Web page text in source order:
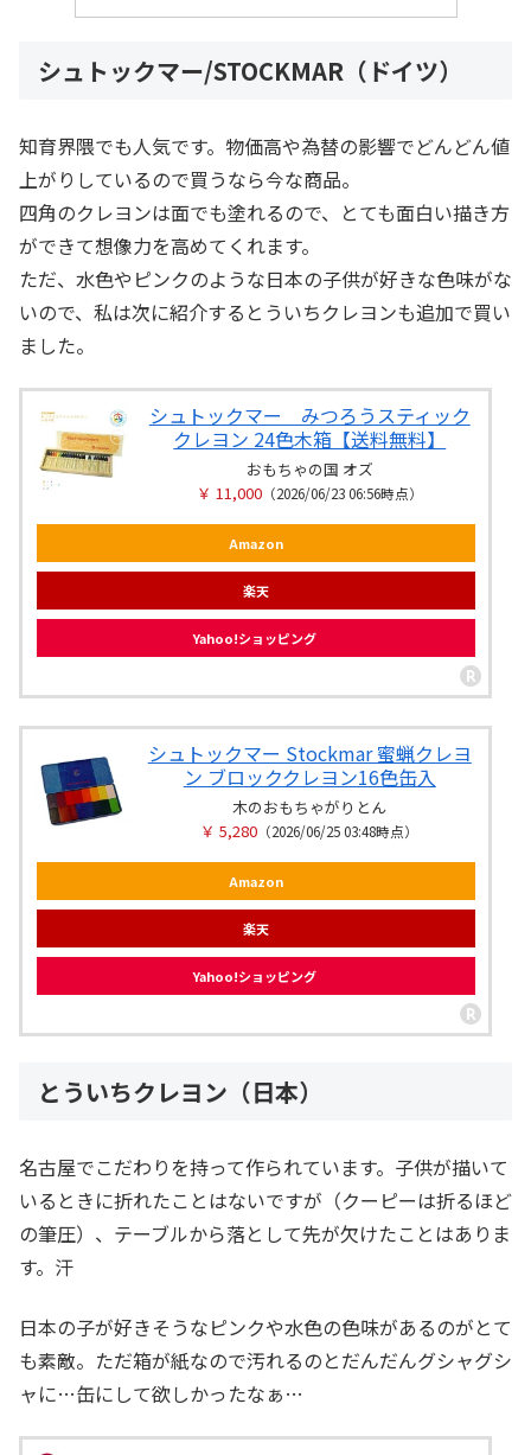
シュトックマー/STOCKMAR（ドイツ）
知育界隈でも人気です。物価高や為替の影響でどんどん値
上がりしているので買うなら今な商品。
四角のクレヨンは面でも塗れるので、とても面白い描き方
ができて想像力を高めてくれます。
ただ、水色やピンクのような日本の子供が好きな色味がな
いので、私は次に紹介するとういちクレヨンも追加で買い
ました。
シュトックマー みつろうスティック
クレヨン 24色木箱【送料無料】
おもちゃの国 オズ
￥ 11,000（2026/06/23 06:56時点）
Amazon
楽天
Yahoo!ショッピング
シュトックマー Stockmar 蜜蝋クレヨ
ン ブロッククレヨン16色缶入
木のおもちゃがりとん
￥ 5,280 （2026/06/25 03:48時点）
Amazon
楽天
Yahoo!ショッピング
とういちクレヨン（日本）
名古屋でこだわりを持って作られています。子供が描いて
いるときに折れたことはないですが（クーピーは折るほど
の筆圧）、テーブルから落として先が欠けたことはありま
す。汗
日本の子が好きそうなピンクや水色の色味があるのがとて
も素敵。ただ箱が紙なので汚れるのとだんだんグシャグシ
ャに…缶にして欲しかったなぁ…